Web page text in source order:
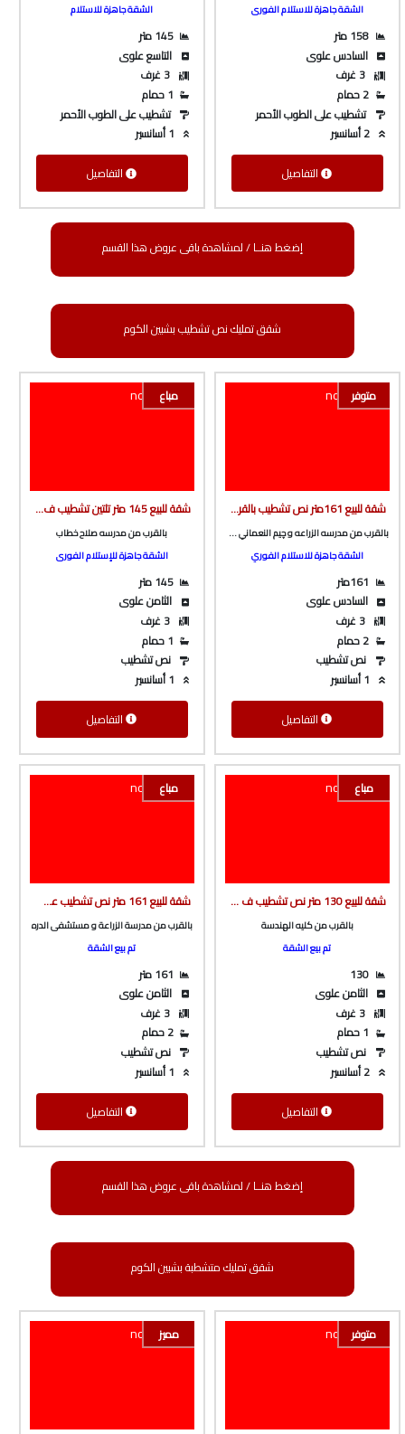
الشقة جاهزة للاستلام الفورى
158 متر
السادس علوى
2 حمام
تشطيب على الطوب الأحمر
التفاصيل
الشقة جاهزة للاستلام
145 متر
التاسع علوى
3 غرف
1 حمام
تشطيب على الطوب الأحمر
التفاصيل
إضغط هنــا / لمشاهدة باقى عروض هذا القسم
شقق تمليك نص تشطيب بشبين الكوم
متوفر
شقة للبيع 161متر نص تشطيب بالقرب من مدرسه الزراعه و چيم النعماني ونادى المعلمين من الوسيط العقارية بشبين الكوم
بالقرب من مدرسه الزراعه و چيم النعماني ونادى المعلمين
الشقة جاهزة للاستلام الفوري
161متر
السادس علوى
2 حمام
نص تشطيب
التفاصيل
مباع
شقة للبيع 145 متر تلتين تشطيب ف برج بأسانسير بالقرب من مدرسه صلاح خطاب ف طريق ميت خاقان من شركة الوسيط العقارية بشبين الكوم
بالقرب من مدرسه صلاح خطاب
الشقة جاهزة للإستلام الفورى
145 متر
الثامن علوى
3 غرف
1 حمام
نص تشطيب
التفاصيل
مباع
شقة للبيع 130 متر نص تشطيب ف برج بأسانسير بالقرب من كليه الهندسه من شركة الوسيط العقارية بشبين الكوم
بالقرب من كليه الهندسة
تم بيع الشقة
130
الثامن علوى
1 حمام
نص تشطيب
التفاصيل
مباع
شقة للبيع 161 متر نص تشطيب على طريق ميت خاقان الرئيسى ف برج بأسانسير بالقرب مدرسه الزراعة و مستشفى الدره من شركة الوسيط العقارية بشبين الكوم
بالقرب من مدرسة الزراعة و مستشفى الدره
تم بيع الشقة
161 متر
الثامن علوى
3 غرف
2 حمام
نص تشطيب
التفاصيل
إضغط هنــا / لمشاهدة باقى عروض هذا القسم
شقق تمليك متشطبة بشبين الكوم
متوفر مميز